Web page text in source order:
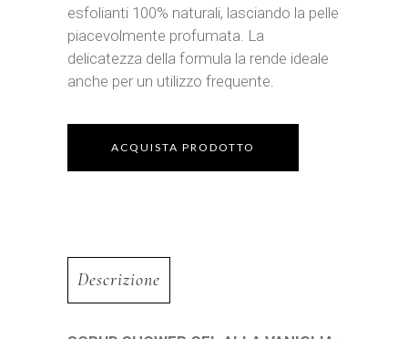
esfolianti 100% naturali, lasciando la pelle
piacevolmente profumata. La
delicatezza della formula la rende ideale
anche per un utilizzo frequente.
ACQUISTA PRODOTTO
Descrizione